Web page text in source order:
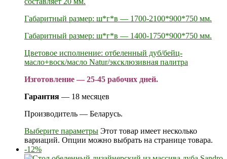
Габаритный размер: ш*г*в — 1700-2100*900*750 мм.
Габаритный размер: ш*г*в — 1400-1750*900*750 мм.
Цветовое исполнение: отбеленный дуб/бейц-
масло+воск/масло Natur/эксклюзивная палитра
Изготовление — 25-45 рабочих дней.
Гарантия — 18 месяцев
Производитель — Беларусь.
Выберите параметры Этот товар имеет несколько
вариаций. Опции можно выбрать на странице товара.
-12%